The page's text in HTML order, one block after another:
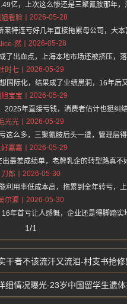
亿，上次这么惨还是三聚氰胺那年，
看脸
2026-05-28
特连亏好几年直接拖累母公司，大本
然
2026-05-28
出血点，上海本地市场还被挤压，落
时七
2026-05-29
际化，结果成了业绩黑洞，16年后
宝宝
2026-05-29
年直接亏钱，消费者估计也挺纠
光光
2026-05-29
么多，三聚氰胺后头一遭，管理层
嘉嘉
2026-05-29
最差成绩单，老牌乳企的转型路真不
刀郎
2026-05-30
用率低成本高，拖累到全年转亏，上
尔渥
2026-05-30
年首亏让人感慨，企业还是得脚踏实
1/1
干者不该流汗又流泪-村支书抢
细情况曝光-23岁中国留学生遗体